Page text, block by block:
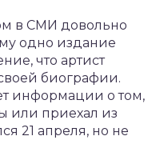
в СМИ довольно
одно издание
что артист
биографии.
информации о том,
или приехал из
21 апреля, но не